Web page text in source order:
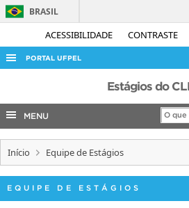
ACESSIBILIDADE CONTRASTE
BRASIL
PORTAL UFPEL
ACESSO À INFORMAÇÃO
AUDITORIA
COBALTO
CONCURSOS
EDITAIS
INTERNACIONAL
Estágios do
MENU
Início Equipe de Estágios
EQUIPE DE ESTÁGIOS